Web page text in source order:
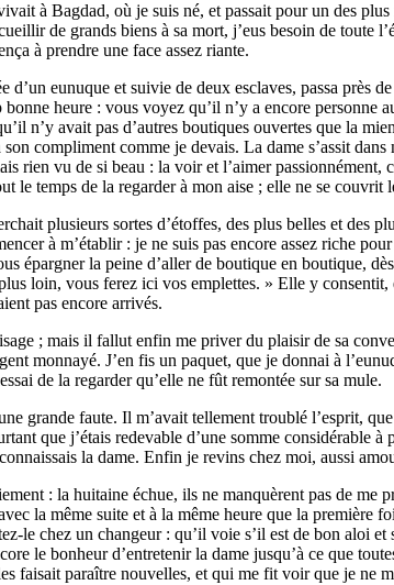
à Bagdad, où je suis né, et passait pour un des
de grands biens à sa mort, j’eus besoin de toute
à prendre une face assez riante.
eunuque et suivie de deux esclaves, passa près
heure : vous voyez qu’il n’y a encore personne
n’y avait pas d’autres boutiques ouvertes que la
compliment comme je devais. La dame s’assit
rien vu de si beau : la voir et l’aimer
temps de la regarder à mon aise ; elle ne se couvrit
plusieurs sortes d’étoffes, des plus belles et des
à m’établir : je ne suis pas encore assez riche
épargner la peine d’aller de boutique en boutique,
loin, vous ferez ici vos emplettes. » Elle y
pas encore arrivés.
; mais il fallut enfin me priver du plaisir de sa
monnayé. J’en fis un paquet, que je donnai à
de la regarder qu’elle ne fût remontée sur sa mule.
grande faute. Il m’avait tellement troublé l’esprit,
que j’étais redevable d’une somme considérable à
la dame. Enfin je revins chez moi, aussi
: la huitaine échue, ils ne manquèrent pas de me
la même suite et à la même heure que la
le chez un changeur : qu’il voie s’il est de bon aloi
le bonheur d’entretenir la dame jusqu’à ce que
faisait paraître nouvelles, et qui me fit voir que je ne